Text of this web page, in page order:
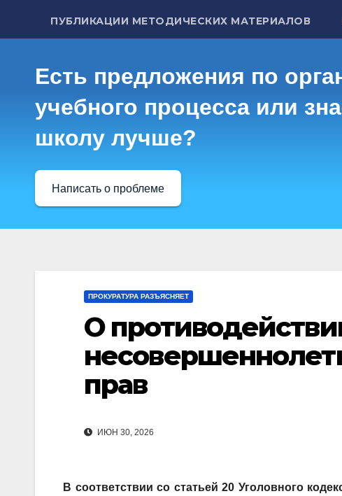
ПУБЛИКАЦИИ МЕТОДИЧЕСКИХ МАТЕРИАЛОВ
Есть предложения по
учебного процесса или
школу лучше?
Написать о проблеме
ПРОКУРАТУРА РАЗЪЯСНЯЕТ
О
прав
ИЮН 30, 2026
В соответствии со статьей 20 Уголовного